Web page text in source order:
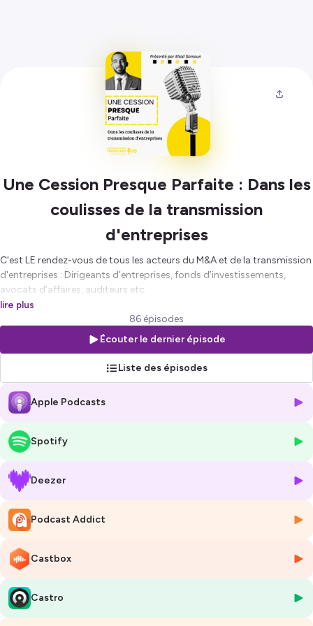
Une Cession Presque Parfaite : Dans les
coulisses de la transmission
d'entreprises
C'est LE rendez-vous de tous les acteurs du M&A et de la transmission
d'entreprises : Dirigeants d’entreprises, fonds d’investissements,
avocats d’affaires, auditeurs etc.
👉 Des dirigeants qui ont vendu leur entreprise : Connaître leur
parcours, leur entreprise, les raisons de cession, les réussites et les
échecs, les conseils qu’ils peuvent donner aux dirigeants qui veulent
👉 Des avocats d’affaires : connaitre leur parcours, les opérations qui
ont été marquantes, les points importants dans une opération de
fonds.
👉 Des experts de la transmission d'entreprise, de la valorisation, des
👉 Des experts patrimoniaux pour les dirigeants qui ont touché de
l'argent au moment de la cession de leur entreprise
👉 Des fonds d’investissements : Les grosses opérations, conseils, les
points d’attention, ce qu’ils regardent en priorité etc.
L’idée de ce podcast est de démystifier l’univers du M&A, de le rendre
accessible et de permettre à tout dirigeant souhaitant vendre leur
entreprise ou lever des fonds ou à toute partie prenante d’avoir les
clés de réussite pour de telles opérations.
lire plus
86 épisodes
Écouter le dernier épisode
Liste des épisodes
Apple Podcasts
Spotify
Deezer
Podcast Addict
Castbox
Castro